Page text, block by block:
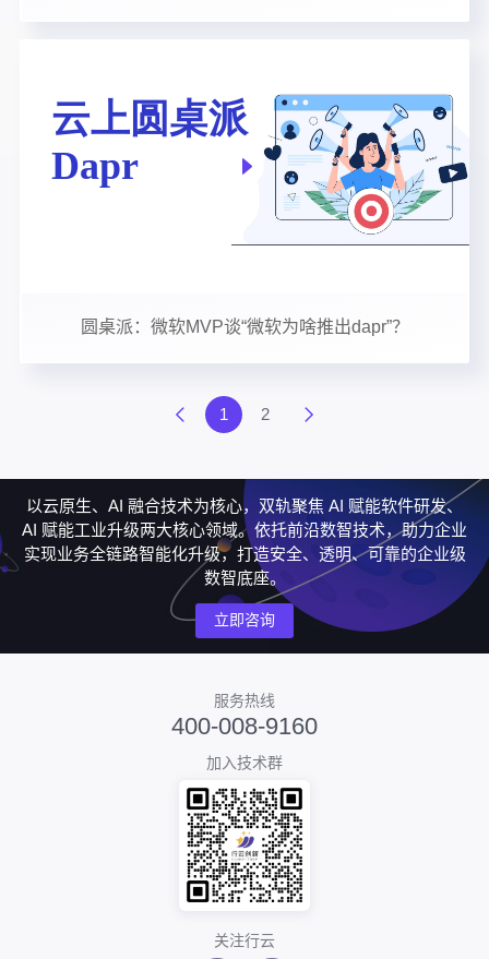
圆桌派：微软MVP谈“微软为啥推出dapr”？
1 2
以云原生、AI 融合技术为核心，双轨聚焦 AI 赋能软件研发、
AI 赋能工业升级两大核心领域。依托前沿数智技术，助力企业
实现业务全链路智能化升级，打造安全、透明、可靠的企业级
数智底座。
立即咨询
服务热线
400-008-9160
加入技术群
关注行云